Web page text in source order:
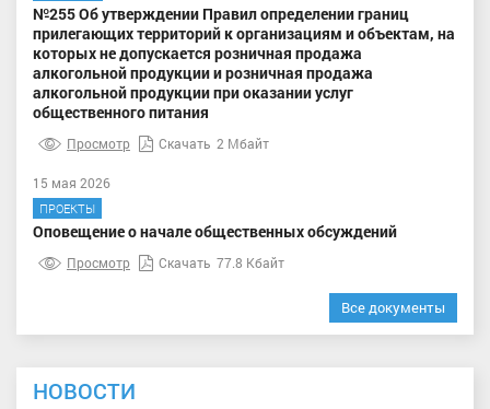
№255 Об утверждении Правил определении границ
прилегающих территорий к организациям и объектам, на
которых не допускается розничная продажа
алкогольной продукции и розничная продажа
алкогольной продукции при оказании услуг
общественного питания
Просмотр Скачать 2 Мбайт
15 мая 2026
ПРОЕКТЫ
Оповещение о начале общественных обсуждений
Просмотр Скачать 77.8 Кбайт
Все документы
НОВОСТИ